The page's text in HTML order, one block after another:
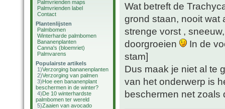
Palmvrienden maps
Palmvrienden label
Contact
Plantenlijsten
Palmbomen
Winterharde palmbomen
Bananenplanten
Canna's (bloemriet)
Palmvarens
Populairste artikels
1)Verzorging bananenplanten
2)Verzorging van palmen
3)Hoe een bananenplant
beschermen in de winter?
4)De 10 winterhardste
palmbomen ter wereld
5)Zaaien van avocado
Wat betreft de
grond staan, nooit wat
strenge vorst ,
doorgroeien
In de
stam]
Dus maak je niet al te
van het onderwerp is
beschermen net zoals